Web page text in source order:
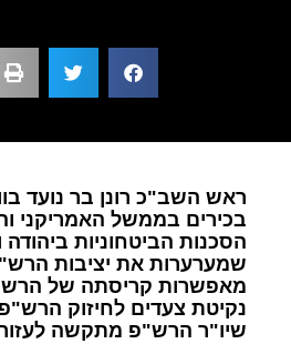
ראש השב"כ רונן בר נועד
בכירים בממשל האמריקני
הסכנות הביטחוניות ביהודה
שמערערות את יציבות
מאפשרות קריסתה של
נקיטת צעדים לחיזוק
שיו"ר הרש"פ מתקשה